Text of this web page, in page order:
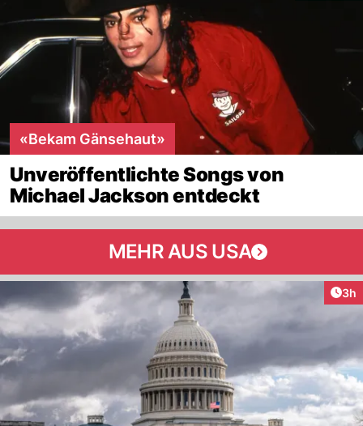
«Bekam Gänsehaut»
Unveröffentlichte Songs von
Michael Jackson entdeckt
MEHR AUS USA
3h